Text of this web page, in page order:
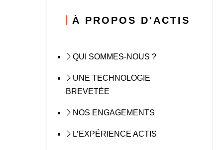
À PROPOS D'ACTIS
QUI SOMMES-NOUS ?
UNE TECHNOLOGIE
BREVETÉE
NOS ENGAGEMENTS
L’EXPÉRIENCE ACTIS